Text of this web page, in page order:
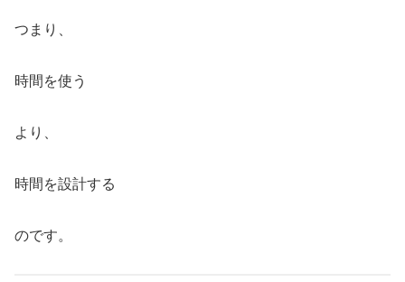
つまり、
時間を使う
より、
時間を設計する
のです。